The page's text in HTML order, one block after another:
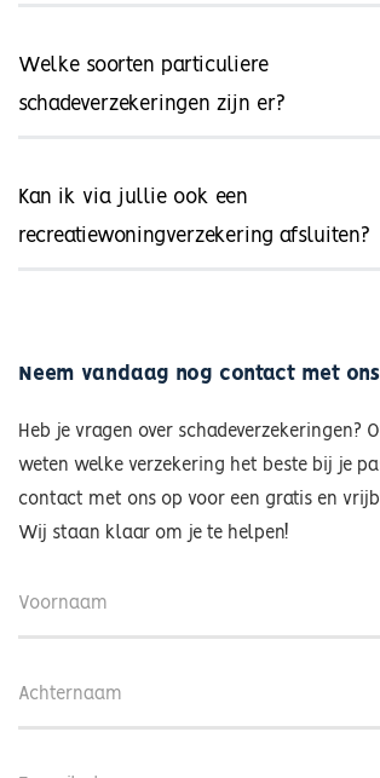
Welke soorten particuliere
schadeverzekeringen zijn er?
Kan ik via jullie ook een
recreatiewoningverzekering afsluiten?
Neem vandaag nog contact met
Heb je vragen over schadeverzekeringen?
weten welke verzekering het beste bij je
contact met ons op voor een gratis en
Wij staan klaar om je te helpen!